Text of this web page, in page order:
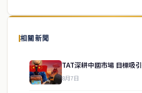
相關新聞
TAT深耕中國市場 目標吸
8月7日
泰國中文新聞（TCN）是一家總部設於曼谷
供即時、客觀、多元的中文新聞內容。